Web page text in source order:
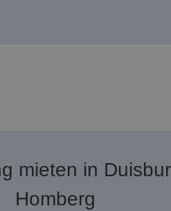
mieten in
Homberg